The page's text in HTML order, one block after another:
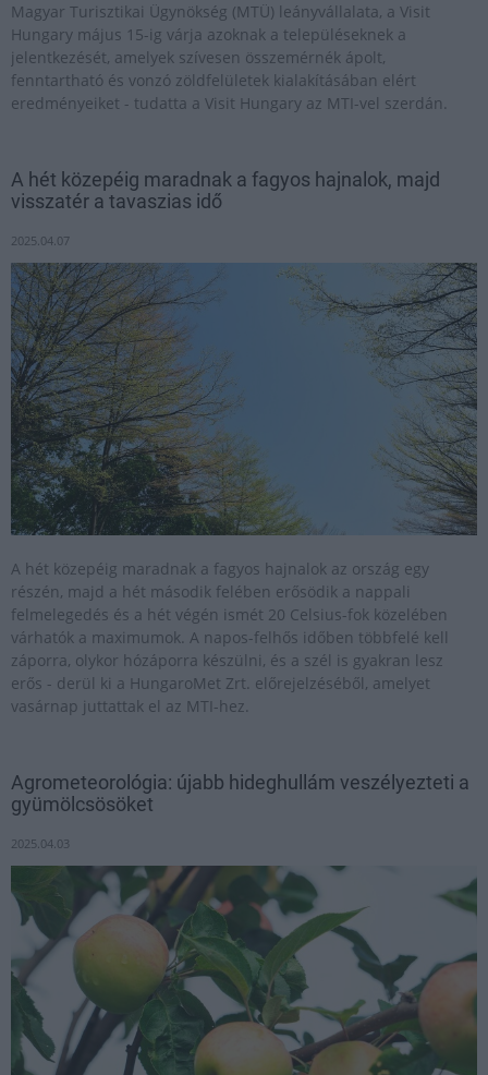
Magyar Turisztikai Ügynökség (MTÜ) leányvállalata, a Visit
Hungary május 15-ig várja azoknak a településeknek a
jelentkezését, amelyek szívesen összemérnék ápolt,
fenntartható és vonzó zöldfelületek kialakításában elért
eredményeiket - tudatta a Visit Hungary az MTI-vel szerdán.
A hét közepéig maradnak a fagyos hajnalok, majd
visszatér a tavaszias idő
2025.04.07
A hét közepéig maradnak a fagyos hajnalok az ország egy
részén, majd a hét második felében erősödik a nappali
felmelegedés és a hét végén ismét 20 Celsius-fok közelében
várhatók a maximumok. A napos-felhős időben többfelé kell
záporra, olykor hózáporra készülni, és a szél is gyakran lesz
erős - derül ki a HungaroMet Zrt. előrejelzéséből, amelyet
vasárnap juttattak el az MTI-hez.
Agrometeorológia: újabb hideghullám veszélyezteti a
gyümölcsösöket
2025.04.03